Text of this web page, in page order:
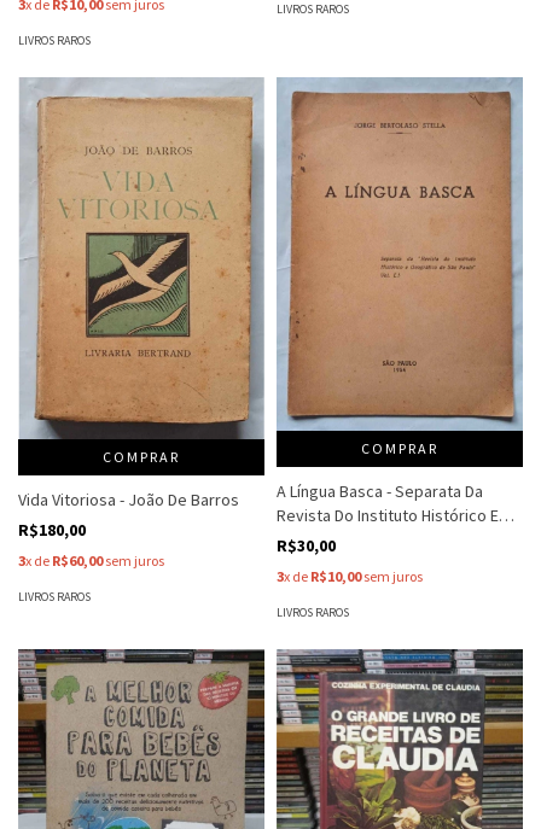
3x de R$10,00sem juros
LIVROS RAROS
LIVROS RAROS
COMPRAR
Vida Vitoriosa - João De Barros
R$180,00
3x de R$60,00sem juros
LIVROS RAROS
COMPRAR
A Língua Basca - Separata Da
Revista Do Instituto Histórico E
Geogr - Jorge Bertolaso Stella
R$30,00
3x de R$10,00sem juros
LIVROS RAROS